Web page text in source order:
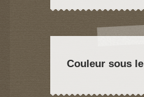
Couleur sous